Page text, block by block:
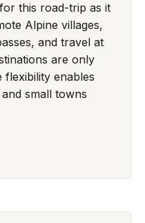
this road-trip as it
Alpine villages,
and travel at
are only
flexibility enables
small towns